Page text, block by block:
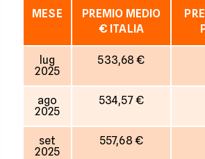
MESE
PREMIO MEDIO
€ ITALIA
lug
2025
533,68 €
ago
2025
534,57 €
set
2025
557,68 €